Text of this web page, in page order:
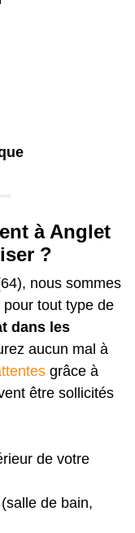
à Anglet
?
nous sommes
tout type de
dans les
aucun mal à
grâce à
être sollicités
de votre
de bain,